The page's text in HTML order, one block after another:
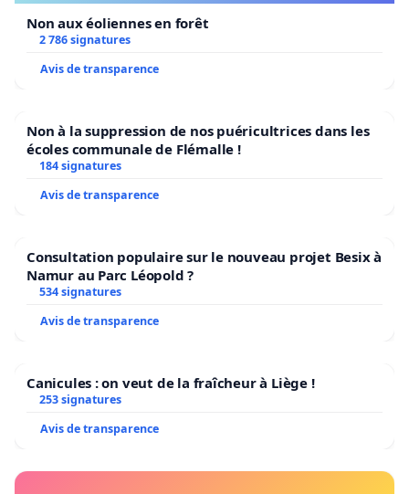
Non aux éoliennes en forêt
2 786 signatures
Avis de transparence
Non à la suppression de nos puéricultrices dans les
écoles communale de Flémalle !
184 signatures
Avis de transparence
Consultation populaire sur le nouveau projet Besix à
Namur au Parc Léopold ?
534 signatures
Avis de transparence
Canicules : on veut de la fraîcheur à Liège !
253 signatures
Avis de transparence